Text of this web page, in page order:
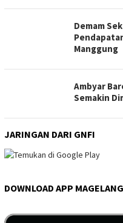
Demam
Manggung
Ambyar
Semakin
JARINGAN DARI GNFI
DOWNLOAD APP